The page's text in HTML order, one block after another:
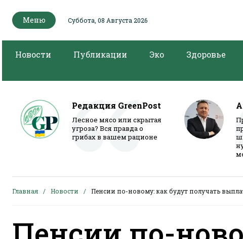
Меню Суббота, 08 Августа 2026
Новости Публикации Эко Здоровье
Редакция GreenPost
Лесное мясо или скрытая
угроза? Вся правда о
грибах в вашем рационе
Главная Новости Пенсии по-новому: как будут получать